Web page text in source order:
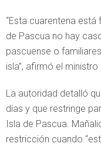
“Esta cuarentena está
de Pascua no hay
pascuense o
isla”, afirmó el
La autoridad detalló
días y que restringe
Isla de Pascua.
restricción cuando